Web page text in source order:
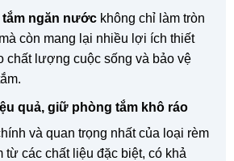
tắm ngăn nước không chỉ làm tròn
còn mang lại nhiều lợi ích thiết
chất lượng cuộc sống và bảo vệ
quả, giữ phòng tắm khô ráo
và quan trọng nhất của loại rèm
từ các chất liệu đặc biệt, có khả